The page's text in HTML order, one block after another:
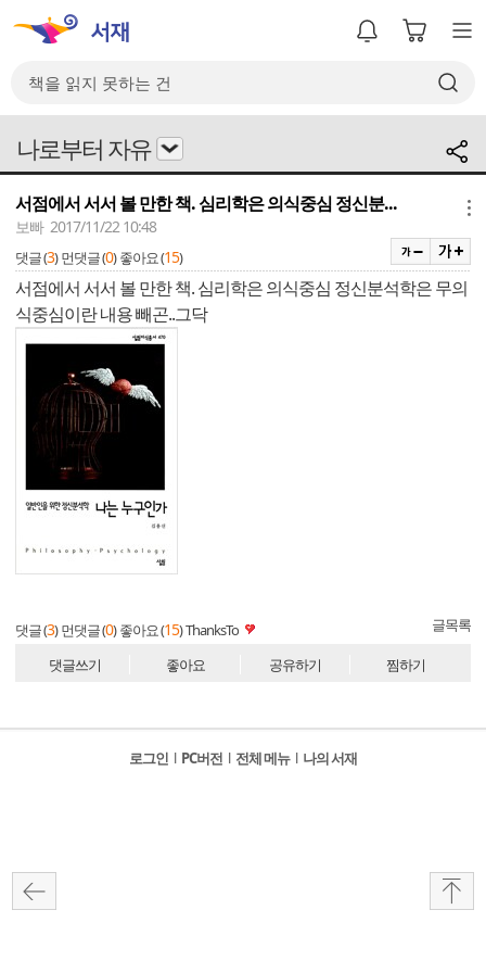
나로부터 자유
서점에서 서서 볼 만한 책. 심리학은 의식중심 정신분...
보빠 2017/11/22 10:48
댓글 (3) 먼댓글 (0) 좋아요 (15)
서점에서 서서 볼 만한 책. 심리학은 의식중심 정신분석학은 무의
식중심이란 내용 빼곤..그닥
댓글 (3) 먼댓글 (0) 좋아요 (15)ThanksTo 글목록
댓글쓰기 좋아요 공유하기 찜하기
로그인 l PC버전 l 전체 메뉴 l 나의 서재